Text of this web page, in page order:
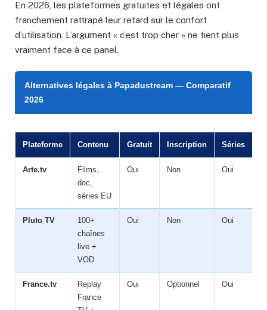
En 2026, les plateformes gratuites et légales ont
franchement rattrapé leur retard sur le confort
d’utilisation. L’argument « c’est trop cher » ne tient plus
vraiment face à ce panel.
Alternatives légales à Papadustream — Comparatif
2026
Plateforme Contenu Gratuit Inscription Séries
Arte.tv
Films,
doc,
séries EU
Oui Non Oui
Pluto TV
100+
chaînes
live +
VOD
Oui Non Oui
France.tv
Replay
France
Oui Optionnel Oui